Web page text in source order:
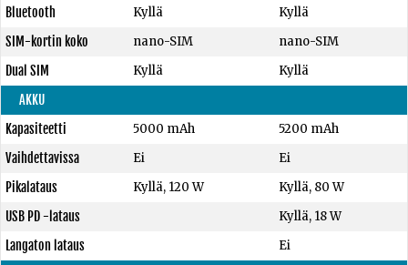
Bluetooth
Kyllä
Kyllä
SIM-kortin koko
nano-SIM
nano-SIM
Dual SIM
Kyllä
Kyllä
AKKU
Kapasiteetti
5000 mAh
5200 mAh
Vaihdettavissa
Ei
Ei
Pikalataus
Kyllä, 120 W
Kyllä, 80 W
USB PD -lataus
Kyllä, 18 W
Langaton lataus
Ei